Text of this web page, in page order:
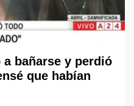
bañarse y perdió
que habían